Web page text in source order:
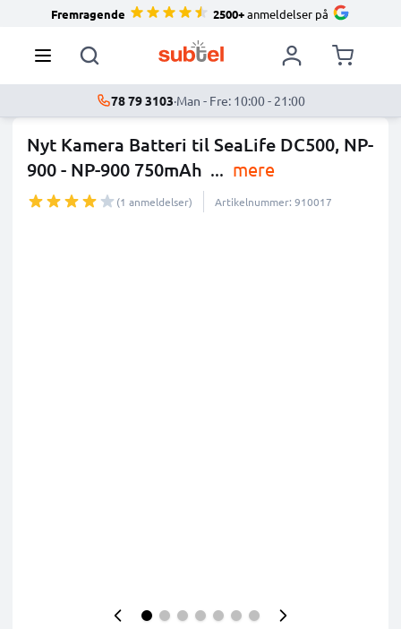
Fremragende 2500+anmeldelser på
78 79 3103·Man - Fre: 10:00 - 21:00
Nyt Kamera Batteri til SeaLife DC500, NP-
900 - NP-900 750mAh ... mere
(1 anmeldelser) Artikelnummer: 910017